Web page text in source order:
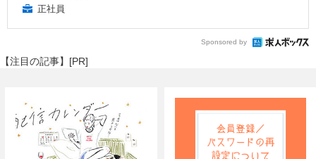
正社員
Sponsored by
【注目の記事】[PR]